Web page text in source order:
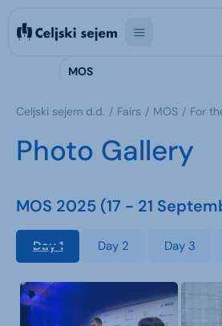
MOS
Celjski sejem d.d. Fairs MOS For
Photo Gallery
MOS 2025 (17 - 21
Day 1 Day 2 Day 3